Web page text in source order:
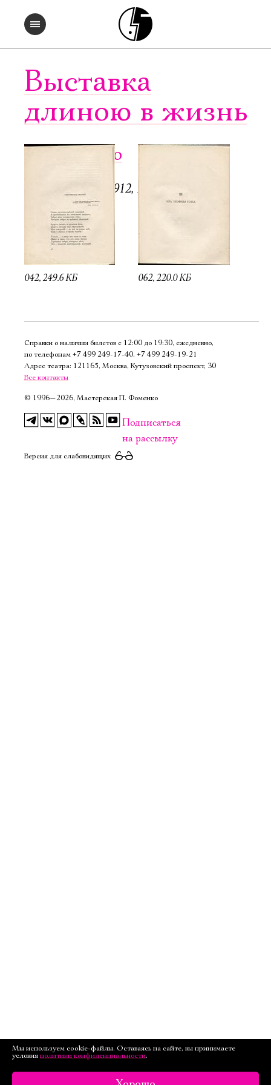
Выставка
длиною в жизнь
Чужое небо
СПб.: Аполлон, 1912, 128 с.
042, 249.6 КБ 062, 220.0 КБ
Справки о наличии билетов с 12:00 до 19:30, ежедневно,
по телефонам +7 499 249‑17‑40, +7 499 249‑19‑21
Адрес театра: 121165, Москва, Кутузовский проспект, 30
Все контакты
© 1996—2026, Мастерская П. Фоменко
Подписаться
на рассылку
Версия для слабовидящих
Мы используем cookie-файлы. Оставаясь на сайте, вы принимаете
условия политики конфиденциальности.